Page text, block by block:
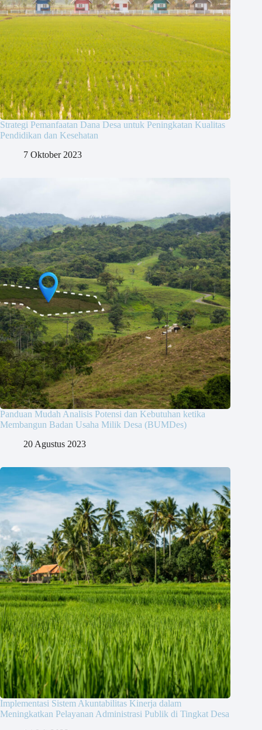
Strategi Pemanfaatan Dana Desa untuk Peningkatan Kualitas
Pendidikan dan Kesehatan
7 Oktober 2023
Panduan Mudah Analisis Potensi dan Kebutuhan ketika
Membangun Badan Usaha Milik Desa (BUMDes)
20 Agustus 2023
Implementasi Sistem Akuntabilitas Kinerja dalam
Meningkatkan Pelayanan Administrasi Publik di Tingkat Desa